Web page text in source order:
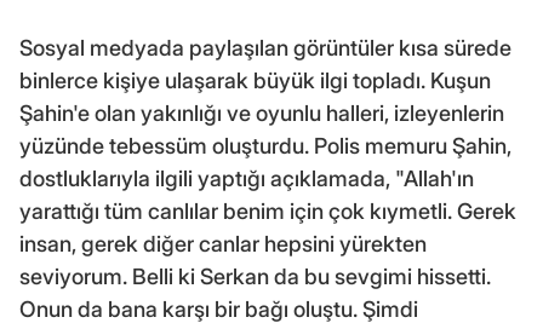
Sosyal medyada paylaşılan görüntüler kısa sürede
binlerce kişiye ulaşarak büyük ilgi topladı. Kuşun
Şahin'e olan yakınlığı ve oyunlu halleri, izleyenlerin
yüzünde tebessüm oluşturdu. Polis memuru Şahin,
dostluklarıyla ilgili yaptığı açıklamada, "Allah'ın
yarattığı tüm canlılar benim için çok kıymetli. Gerek
insan, gerek diğer canlar hepsini yürekten
seviyorum. Belli ki Serkan da bu sevgimi hissetti.
Onun da bana karşı bir bağı oluştu. Şimdi